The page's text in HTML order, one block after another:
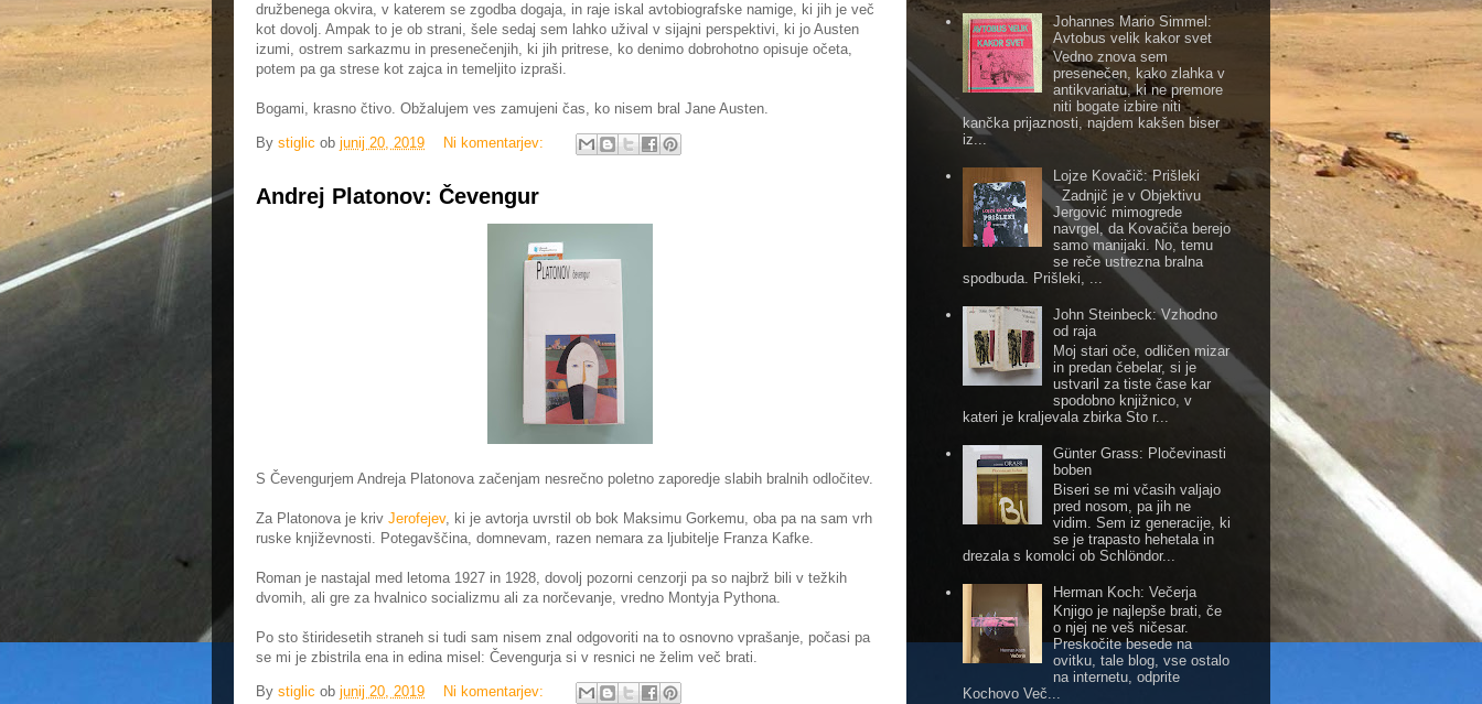
družbenega okvira, v katerem se zgodba dogaja, in raje iskal avtobiografske namige, ki jih je več
kot dovolj. Ampak to je ob strani, šele sedaj sem lahko užival v sijajni perspektivi, ki jo Austen
izumi, ostrem sarkazmu in presenečenjih, ki jih pritrese, ko denimo dobrohotno opisuje očeta,
potem pa ga strese kot zajca in temeljito izpraši.
Bogami, krasno čtivo. Obžalujem ves zamujeni čas, ko nisem bral Jane Austen.
By stiglic ob junij 20, 2019 Ni komentarjev:
Andrej Platonov: Čevengur
S Čevengurjem Andreja Platonova začenjam nesrečno poletno zaporedje slabih bralnih odločitev.
Za Platonova je kriv Jerofejev, ki je avtorja uvrstil ob bok Maksimu Gorkemu, oba pa na sam vrh
ruske književnosti. Potegavščina, domnevam, razen nemara za ljubitelje Franza Kafke.
Roman je nastajal med letoma 1927 in 1928, dovolj pozorni cenzorji pa so najbrž bili v težkih
dvomih, ali gre za hvalnico socializmu ali za norčevanje, vredno Montyja Pythona.
Po sto štiridesetih straneh si tudi sam nisem znal odgovoriti na to osnovno vprašanje, počasi pa
se mi je zbistrila ena in edina misel: Čevengurja si v resnici ne želim več brati.
By stiglic ob junij 20, 2019 Ni komentarjev:
Johannes Mario Simmel:
Avtobus velik kakor svet
Vedno znova sem
presenečen, kako zlahka v
antikvariatu, ki ne premore
niti bogate izbire niti
kančka prijaznosti, najdem kakšen biser
iz...
Lojze Kovačič: Prišleki
Zadnjič je v Objektivu
Jergović mimogrede
navrgel, da Kovačiča berejo
samo manijaki. No, temu
se reče ustrezna bralna
spodbuda. Prišleki, ...
John Steinbeck: Vzhodno
od raja
Moj stari oče, odličen mizar
in predan čebelar, si je
ustvaril za tiste čase kar
spodobno knjižnico, v
kateri je kraljevala zbirka Sto r...
Günter Grass: Pločevinasti
boben
Biseri se mi včasih valjajo
pred nosom, pa jih ne
vidim. Sem iz generacije, ki
se je trapasto hehetala in
drezala s komolci ob Schlöndor...
Herman Koch: Večerja
Knjigo je najlepše brati, če
o njej ne veš ničesar.
Preskočite besede na
ovitku, tale blog, vse ostalo
na internetu, odprite
Kochovo Več...